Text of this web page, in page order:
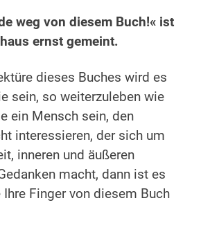
weg von diesem Buch!« ist
ernst gemeint.
dieses Buches wird es
sein, so weiterzuleben wie
ein Mensch sein, den
interessieren, der sich um
inneren und äußeren
macht, dann ist es
Ihre Finger von diesem Buch